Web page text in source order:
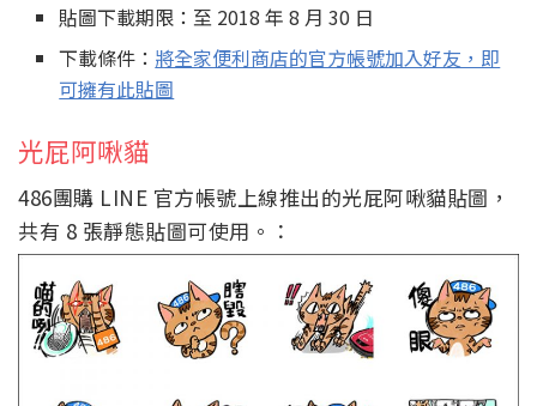
貼圖下載期限：至 2018 年 8 月 30 日
下載條件： 將全家便利商店的官方帳號加入好友，即
可擁有此貼圖
光屁阿啾貓
486團購 LINE 官方帳號上線推出的光屁阿啾貓貼圖，
共有 8 張靜態貼圖可使用。：